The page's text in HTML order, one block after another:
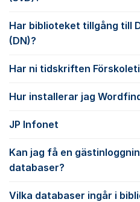
Har biblioteket tillgång till
(DN)?
Har ni tidskriften
Hur installerar jag
JP Infonet
Kan jag få en
databaser?
Vilka databaser ingår i